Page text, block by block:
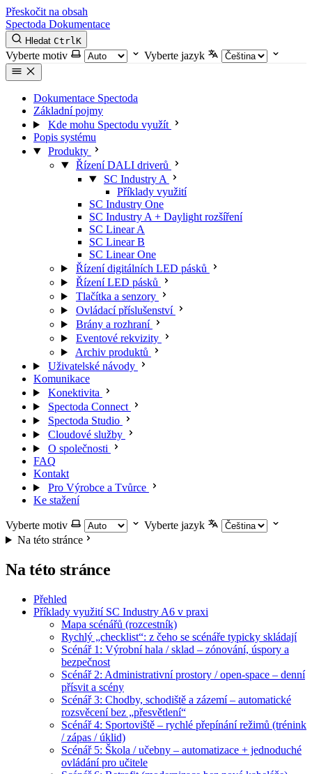
Přeskočit na obsah
Spectoda Dokumentace
Hledat CtrlK
Vyberte motiv Vyberte jazyk
Dokumentace Spectoda
Základní pojmy
Kde mohu Spectodu využít
Popis systému
Produkty
Řízení DALI driverů
SC Industry A
Příklady využití
SC Industry One
SC Industry A + Daylight rozšíření
SC Linear A
SC Linear B
SC Linear One
Řízení digitálních LED pásků
Řízení LED pásků
Tlačítka a senzory
Ovládací příslušenství
Brány a rozhraní
Eventové rekvizity
Archiv produktů
Uživatelské návody
Komunikace
Konektivita
Spectoda Connect
Spectoda Studio
Cloudové služby
O společnosti
FAQ
Kontakt
Pro Výrobce a Tvůrce
Ke stažení
Vyberte motiv
Vyberte jazyk
Na této stránce
Na této stránce
Přehled
Příklady využití SC Industry A6 v praxi
Mapa scénářů (rozcestník)
Rychlý „checklist“: z čeho se scénáře typicky skládají
Scénář 1: Výrobní hala / sklad – zónování, úspory a
bezpečnost
Scénář 2: Administrativní prostory / open-space – denní
přísvit a scény
Scénář 3: Chodby, schodiště a zázemí – automatické
rozsvěcení bez „přesvětlení“
Scénář 4: Sportoviště – rychlé přepínání režimů (trénink
/ zápas / úklid)
Scénář 5: Škola / učebny – automatizace + jednoduché
ovládání pro učitele